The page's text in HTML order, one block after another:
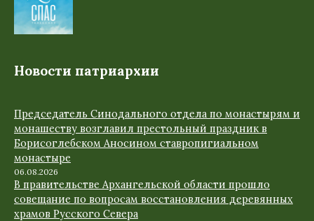
Новости патриархии
Председатель Синодального отдела по монастырям и
монашеству возглавил престольный праздник в
Борисоглебском Аносином ставропигиальном
монастыре
06.08.2026
В правительстве Архангельской области прошло
совещание по вопросам восстановления деревянных
храмов Русского Севера